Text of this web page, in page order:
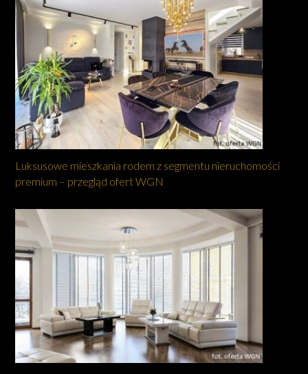
Luksusowe mieszkania rodem z segmentu nieruchomości
premium – przegląd ofert WGN